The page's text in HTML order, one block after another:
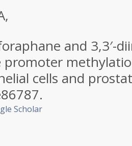
,
and 3,3′-
promoter
cells and
.
Scholar